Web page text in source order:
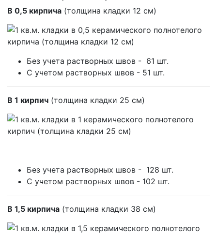
В 0,5 кирпича (толщина кладки 12 см)
Без учета растворных швов - 61 шт.
С учетом растворных швов - 51 шт.
В 1 кирпич (толщина кладки 25 см)
Без учета растворных швов - 128 шт.
С учетом растворных швов - 102 шт.
В 1,5 кирпича (толщина кладки 38 см)